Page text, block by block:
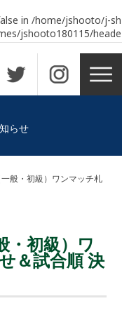
in /home/jshooto/j-sh
jshooto180115/heade
らせ
般・初級）ワンマッチ札
・初級）ワ
＆試合順 決